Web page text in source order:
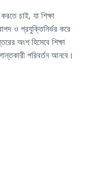
চাই, যা শিক্ষা
ও প্রযুক্তিনির্ভর করে
অংশ হিসেবে শিক্ষা
পরিবর্তন আনবে।